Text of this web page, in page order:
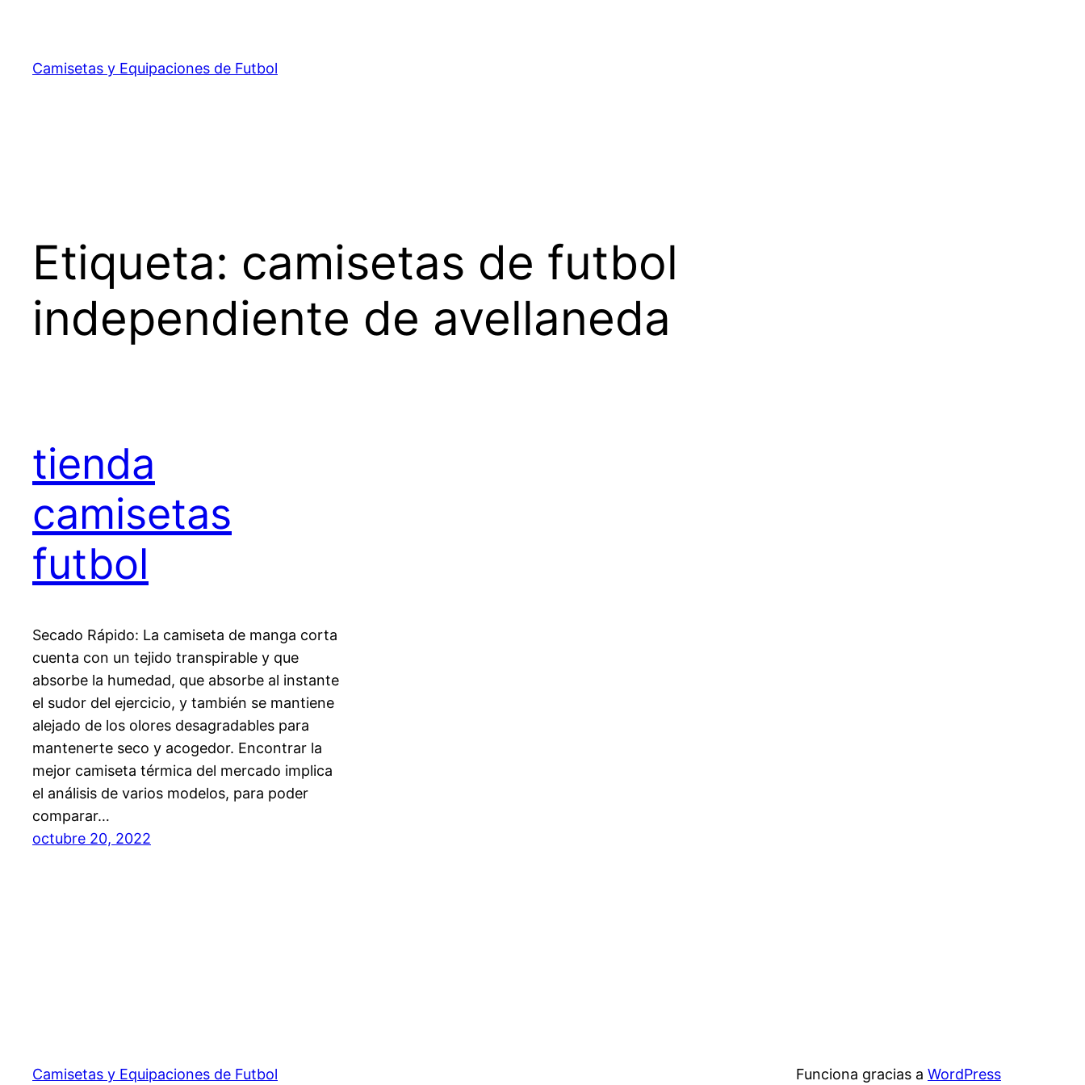
contenido
Camisetas y Equipaciones de Futbol
Etiqueta: camisetas de futbol
independiente de avellaneda
tienda
camisetas
futbol
Secado Rápido: La camiseta de manga corta
cuenta con un tejido transpirable y que
absorbe la humedad, que absorbe al instante
el sudor del ejercicio, y también se mantiene
alejado de los olores desagradables para
mantenerte seco y acogedor. Encontrar la
mejor camiseta térmica del mercado implica
el análisis de varios modelos, para poder
comparar…
octubre 20, 2022
Camisetas y Equipaciones de Futbol Funciona gracias a WordPress